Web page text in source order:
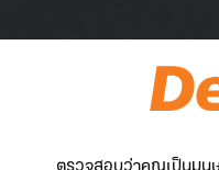
ตรวจสอบว่าคุณเป็นมนุ